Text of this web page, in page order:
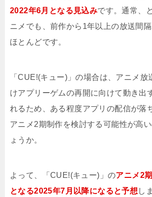
2022年6月となる見込みです。通常、
ニメでも、前作から1年以上の放送間
ほとんどです。
「CUE!(キュー)」の場合は、アニメ放
けアプリーゲムの再開に向けて動き出
れるため、ある程度アプリの配信が落
アニメ2期制作を検討する可能性が高
ょうか。
よって、「CUE!(キュー)」のアニメ2
となる2025年7月以降になると予想 し